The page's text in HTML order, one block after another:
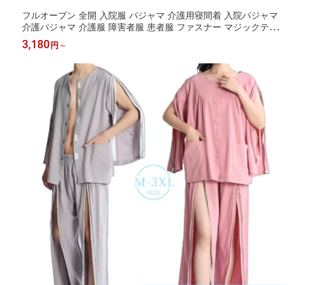
フルオープン 全開 入院服 パジャマ 介護用寝間着 入院パジャマ
介護パジャマ 介護服 障害者服 患者服 ファスナー マジックテープ
上下セット 綿 介護用品 春秋 レディース メンズ 高齢者 長袖 骨折
薄手 寝たきり 術後 看護 介護 入院
3,180円 ～